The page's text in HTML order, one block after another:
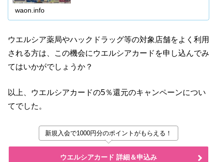
waon.info
ウエルシア薬局やハックドラッグ等の対象店舗をよく利用
される方は、この機会にウエルシアカードを申し込んでみ
てはいかがでしょうか？
以上、ウエルシアカードの5％還元のキャンペーンについ
てでした。
新規入会で1000円分のポイントがもらえる！
ウエルシアカード 詳細＆申込み